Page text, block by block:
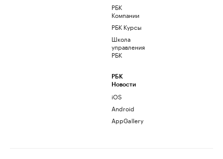
РБК
Компании
РБК Курсы
Школа
управления
РБК
РБК
Новости
iOS
Android
AppGallery